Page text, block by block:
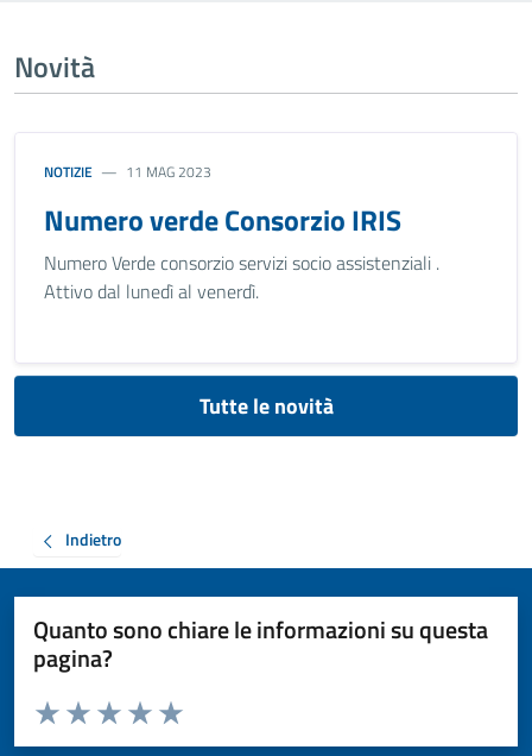
Novità
NOTIZIE 11 MAG 2023
Numero verde Consorzio IRIS
Numero Verde consorzio servizi socio assistenziali .
Attivo dal lunedì al venerdì.
Tutte le novità
Indietro
Quanto sono chiare le informazioni su questa
pagina?
Valuta da 1 a 5 stelle la pagina
Valuta 5 stelle su 5
Valuta 4 stelle su 5
Valuta 3 stelle su 5
Valuta 2 stelle su 5
Valuta 1 stelle su 5